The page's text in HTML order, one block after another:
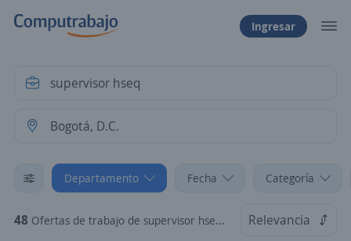
Ingresar
Departamento Fecha Categoría
48 Ofertas de trabajo de supervisor hseq en Bogotá, D.C. Relevancia